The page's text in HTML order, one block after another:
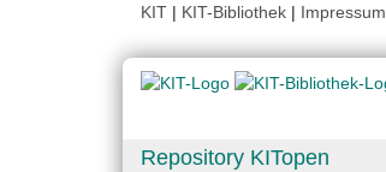
KIT | KIT-Bibliothek | Impressum
Repository KITopen